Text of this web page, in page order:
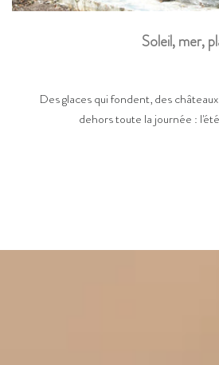
Soleil, mer,
Des glaces qui fondent, des
dehors toute la journée :